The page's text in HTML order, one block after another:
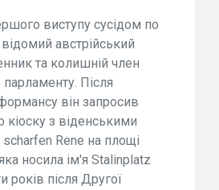
виступу сусідом по
австрійський
та колишній член
Після
він запросив
кіоску з віденськими
Rene на площі
носила ім'я Stalinplatz
років після Другої